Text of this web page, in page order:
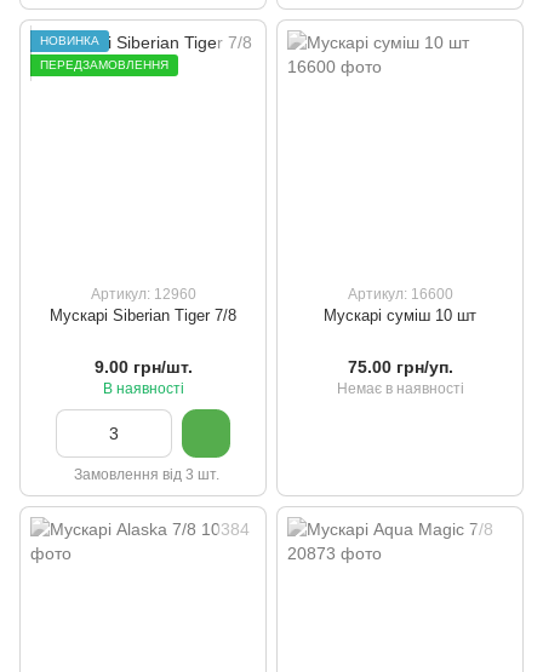
НОВИНКА
ПЕРЕДЗАМОВЛЕННЯ
Артикул: 12960
Мускарі Siberian Tiger 7/8
9.00 грн/шт.
В наявності
Замовлення від 3 шт.
Артикул: 16600
Мускарі суміш 10 шт
75.00 грн/уп.
Немає в наявності